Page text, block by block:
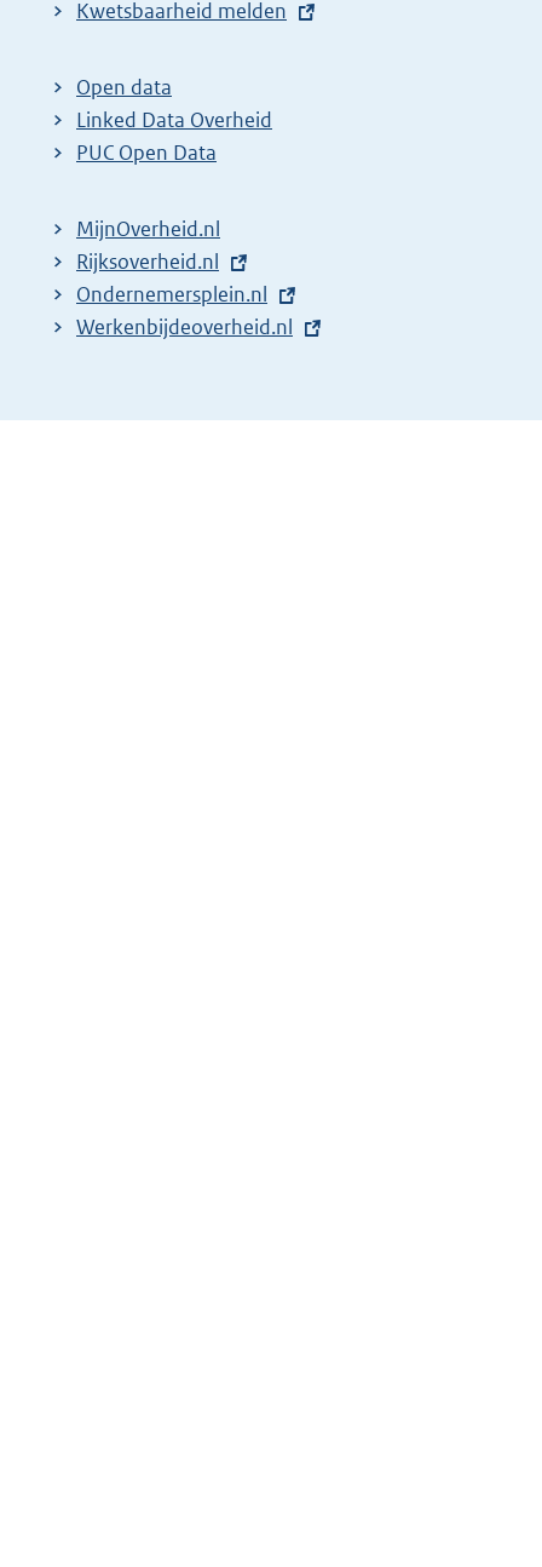
E
t
e
r
l
i
n
k
Kwetsbaarheid melden
Open data
Linked Data Overheid
PUC Open Data
MijnOverheid.nl
E
x
t
n
Rijksoverheid.nl
E
x
r
Ondernemersplein.nl
E
e
Werkenbijdeoverheid.nl